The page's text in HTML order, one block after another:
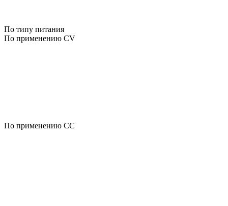
По типу питания
По применению CV
По применению CC